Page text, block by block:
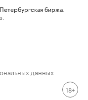
биржа
данных
18+